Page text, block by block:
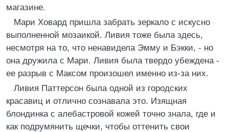
магазине.
Мари Ховард пришла забрать зеркало с искусно
выполненной мозаикой. Ливия тоже была здесь,
несмотря на то, что ненавидела Эмму и Бэкки, - но
она дружила с Мари. Ливия была твердо убеждена -
ее разрыв с Максом произошел именно из-за них.
Ливия Паттерсон была одной из городских
красавиц и отлично сознавала это. Изящная
блондинка с алебастровой кожей точно знала, где и
как подрумянить щечки, чтобы оттенить свои